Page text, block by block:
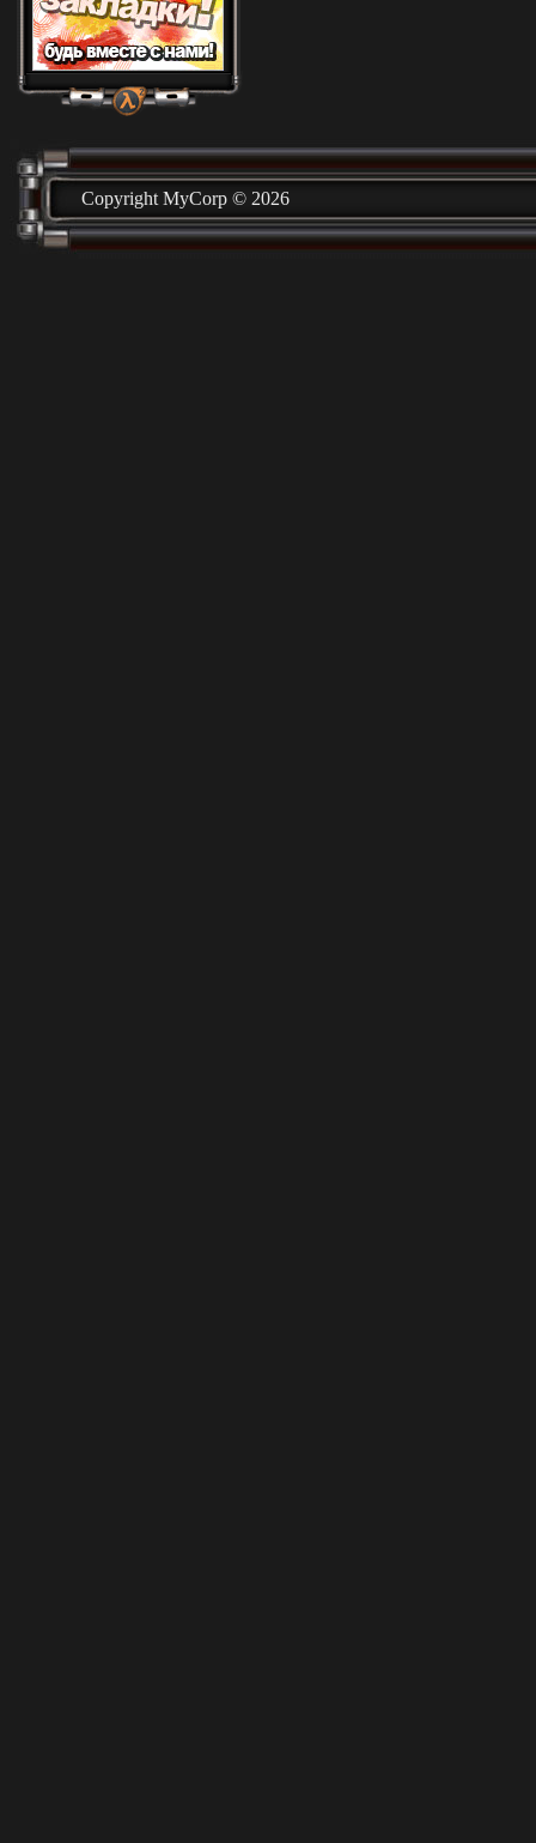
Copyright MyCorp © 2026